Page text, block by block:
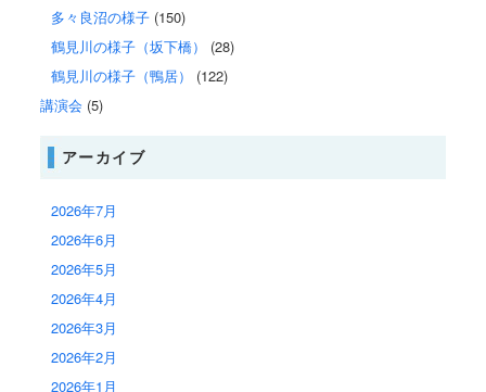
多々良沼の様子(150)
鶴見川の様子（坂下橋）
(28)
鶴見川の様子（鴨居）
(122)
講演会 (5)
アーカイブ
2026年7月
2026年6月
2026年5月
2026年4月
2026年3月
2026年2月
2026年1月